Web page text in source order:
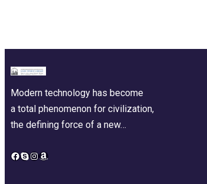
Modern technology has become
a total phenomenon for civilization,
the defining force of a new…
Facebook
Skype
Instagram
Amazon